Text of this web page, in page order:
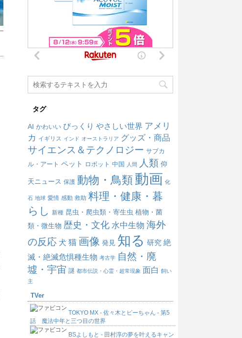
タグ
AI かわいい びっくり やさしい世界 アメリ
カ イギリス インド オーストラリア グッズ・商品
サイエンス＆テクノロジー サブカ
ル・アート ペット ロボット 中国 人間 人類 仰
天ニュース 保護 動物・鳥類動画 化
石 地球 愛情 感動 救助 料理・健康・暮
らし
新種 昆虫・爬虫類・寄生虫 植物・菌
類・微生物 歴史・文化 水中生物 海外
の反応 犬 猫 画像 発見 知る 研究 絶
滅・絶滅危惧種生物 考古学 自然・廃
墟・宇宙 謎 都市伝説・心霊・超常現象 面白 飼い
主
TVer
TOKYO MX - 佐々木とピーちゃん - 第5
話 魔法中年と三つ目の世界
BSよしもと - 田村淳の夢を叶えるキャン